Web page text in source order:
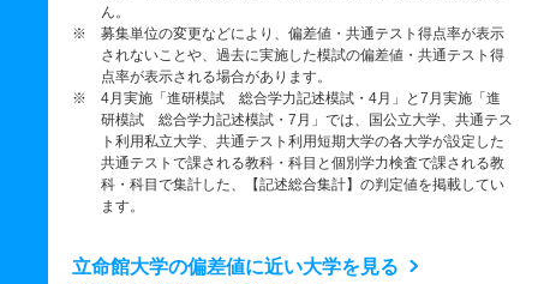
ん。
※ 募集単位の変更などにより、偏差値・共通テスト得点率が表示
されないことや、過去に実施した模試の偏差値・共通テスト得
点率が表示される場合があります。
※ 4月実施「進研模試 総合学力記述模試・4月」と7月実施「進
研模試 総合学力記述模試・7月」では、国公立大学、共通テス
ト利用私立大学、共通テスト利用短期大学の各大学が設定した
共通テストで課される教科・科目と個別学力検査で課される教
科・科目で集計した、【記述総合集計】の判定値を掲載してい
ます。
立命館大学の偏差値に近い大学を見る